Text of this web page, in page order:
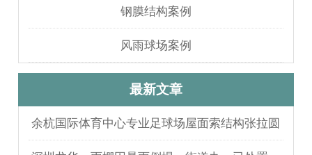
钢膜结构案例
风雨球场案例
最新文章
余杭国际体育中心专业足球场屋面索结构张拉圆